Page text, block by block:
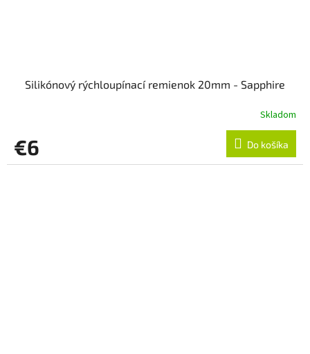
Silikónový rýchloupínací remienok 20mm - Sapphire
Skladom
€6 Do košíka